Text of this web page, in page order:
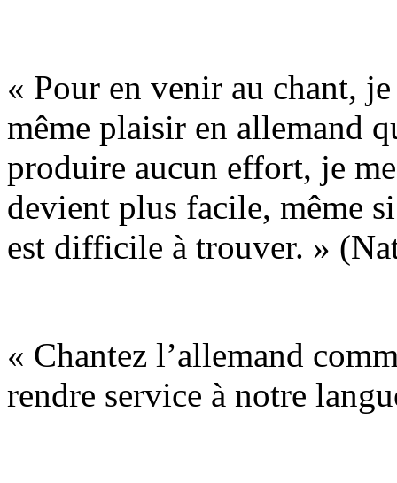
« Pour en venir au chant,
même plaisir en allemand
produire aucun effort, je
devient plus facile, même
est difficile à trouver. »
« Chantez l’allemand
rendre service à notre